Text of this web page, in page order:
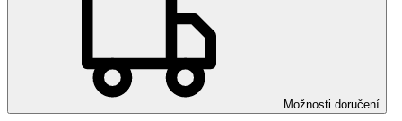
Možnosti doručení